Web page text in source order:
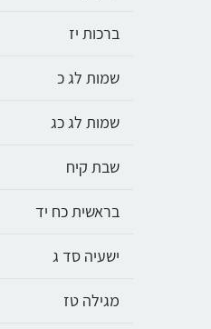
ברכות יז
שמות לג כ
שמות לג כג
שבת קיח
בראשית כח יד
ישעיה סד ג
מגילה טז